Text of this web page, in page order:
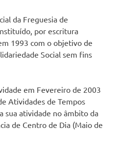
da Freguesia de
por escritura
1993 com o objetivo de
Social sem fins
em Fevereiro de 2003
Atividades de Tempos
sua atividade no âmbito da
de Centro de Dia (Maio de